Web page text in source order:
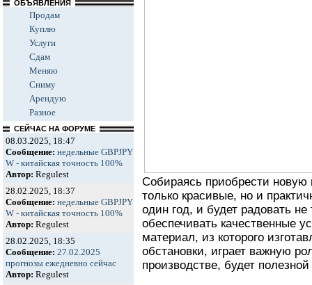
ОБЪЯВЛЕНИЯ
Продам
Куплю
Услуги
Сдам
Меняю
Сниму
Арендую
Разное
СЕЙЧАС НА ФОРУМЕ
08.03.2025, 18:47
Сообщение: недельные GBPJPY
W - китайская точность 100%
Автор: Regulest
28.02.2025, 18:37
Сообщение: недельные GBPJPY
W - китайская точность 100%
Автор: Regulest
28.02.2025, 18:35
Сообщение: 27.02.2025
прогнозы ежедневно сейчас
Автор: Regulest
Собираясь приобрести
только красивые, но и
один год, и будет радовать
обеспечивать качественные
материал, из которого
обстановки, играет важную
производстве, будет